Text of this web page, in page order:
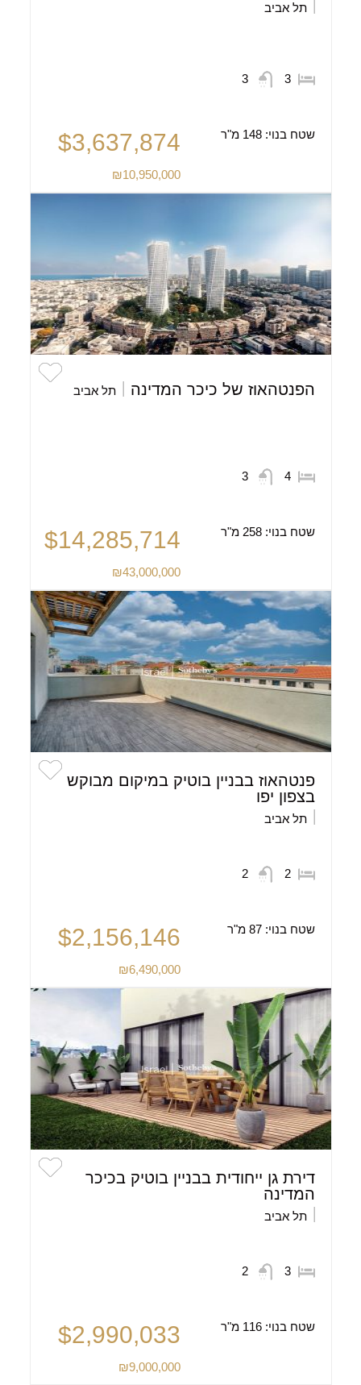
תל אביב
3
3
שטח בנוי:148 מ"ר $3,637,874
₪10,950,000
הפנטהאוז של כיכר המדינה תל אביב
4
3
שטח בנוי:258 מ"ר $14,285,714
₪43,000,000
פנטהאוז בבניין בוטיק במיקום מבוקש
בצפון יפו
תל אביב
2
2
שטח בנוי:87 מ"ר $2,156,146
₪6,490,000
דירת גן ייחודית בבניין בוטיק בכיכר
המדינה
תל אביב
3
2
שטח בנוי:116 מ"ר $2,990,033
₪9,000,000